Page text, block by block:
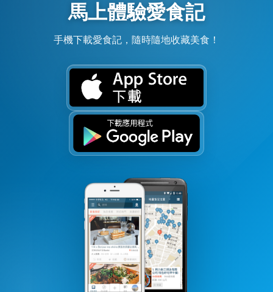
馬上體驗愛食記
手機下載愛食記，隨時隨地收藏美食！